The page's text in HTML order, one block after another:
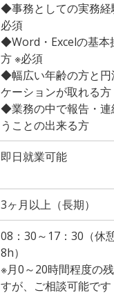
◆事務としての実務経
必須
◆Word・Excelの基本
方 ※必須
◆幅広い年齢の方と円
ケーションが取れる方
◆業務の中で報告・連
うことの出来る方
即日就業可能
3ヶ月以上（長期）
08：30～17：30（休
8h）
※月0～20時間程度の
すが、ご相談可能です